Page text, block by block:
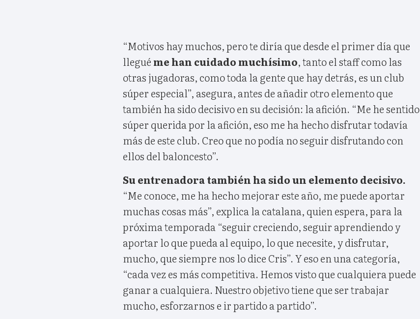
“Motivos hay muchos, pero te diría que desde el primer día que
llegué me han cuidado muchísimo, tanto el staff como las
otras jugadoras, como toda la gente que hay detrás, es un club
súper especial”, asegura, antes de añadir otro elemento que
también ha sido decisivo en su decisión: la afición. “Me he sentido
súper querida por la afición, eso me ha hecho disfrutar todavía
más de este club. Creo que no podía no seguir disfrutando con
ellos del baloncesto”.
Su entrenadora también ha sido un elemento decisivo.
“Me conoce, me ha hecho mejorar este año, me puede aportar
muchas cosas más”, explica la catalana, quien espera, para la
próxima temporada “seguir creciendo, seguir aprendiendo y
aportar lo que pueda al equipo, lo que necesite, y disfrutar,
mucho, que siempre nos lo dice Cris”. Y eso en una categoría,
“cada vez es más competitiva. Hemos visto que cualquiera puede
ganar a cualquiera. Nuestro objetivo tiene que ser trabajar
mucho, esforzarnos e ir partido a partido”.